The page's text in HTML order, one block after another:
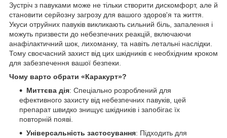
Зустріч з павуками може не тільки створити дискомфорт, але й
становити серйозну загрозу для вашого здоров'я та життя.
Укуси отруйних павуків викликають сильний біль, запалення і
можуть призвести до небезпечних реакцій, включаючи
анафілактичний шок, лихоманку, та навіть летальні наслідки.
Тому своєчасний захист від цих шкідників є необхідним кроком
для забезпечення вашої безпеки.
Чому варто обрати «Каракурт»?
Миттєва дія: Спеціально розроблений для
ефективного захисту від небезпечних павуків, цей
препарат швидко знищує шкідників і запобігає їх
повторній появі.
Універсальність застосування: Підходить для